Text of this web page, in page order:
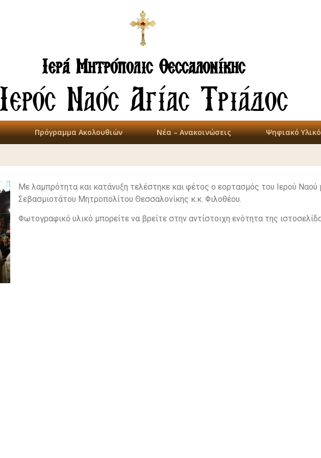
Ιερά Μητρόπολις Θεσσαλονίκης
Ιερός Ναός Αγίας Τριάδος
Πρόγραμμα Ακολουθιών Νέα – Ανακοινώσεις Ψηφιακό Υλικό
Με λαμπρότητα και κατάνυξη τελέστηκε και φέτος ο εορτασμός του Ιερού
Σεβασμιοτάτου Μητροπολίτου Θεσσαλονίκης κ.κ. Φιλοθέου.
Φωτογραφικό υλικό μπορείτε να βρείτε στην αντίστοιχη ενότητα της